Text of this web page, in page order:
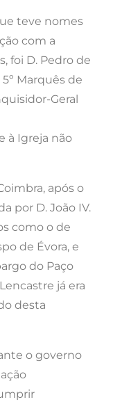
teve nomes
com a
foi D. Pedro de
Marquês de
Geral
à Igreja não
após o
por D. João IV.
como o de
de Évora, e
do Paço
já era
desta
o governo